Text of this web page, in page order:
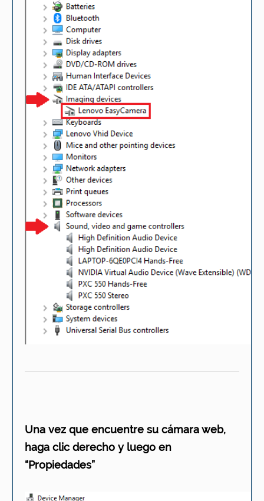
Una vez que encuentre su cámara web,
haga clic derecho y luego en
“Propiedades”